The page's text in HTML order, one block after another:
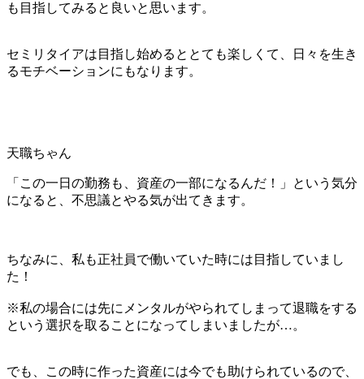
も目指してみると良いと思います。
セミリタイアは目指し始めるととても楽しくて、日々を生き
るモチベーションにもなります。
天職ちゃん
「この一日の勤務も、資産の一部になるんだ！」という気分
になると、不思議とやる気が出てきます。
ちなみに、私も正社員で働いていた時には目指していまし
た！
※私の場合には先にメンタルがやられてしまって退職をする
という選択を取ることになってしまいましたが…。
でも、この時に作った資産には今でも助けられているので、